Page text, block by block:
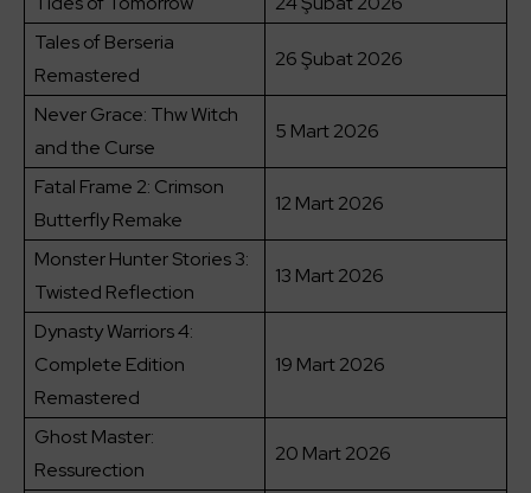
Tales of Berseria
Remastered
26 Şubat 2026
Never Grace: Thw Witch
and the Curse
5 Mart 2026
Fatal Frame 2: Crimson
Butterfly Remake
12 Mart 2026
Monster Hunter Stories 3:
Twisted Reflection
13 Mart 2026
Dynasty Warriors 4:
Complete Edition
Remastered
19 Mart 2026
Ghost Master:
Ressurection
20 Mart 2026